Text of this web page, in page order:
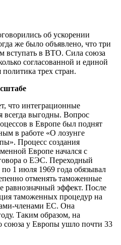
об ускорении
же было объявлено, что три
вступать в ВТО. Сила союза
согласованной и единой
трех стран.
что интеграционные
всегда выгодны. Вопрос
в Европе был поднят
в работе «О лозунге
Процесс создания
Европе начался с
о ЕЭС. Переходный
1 июля 1969 года обязывал
отменять таможенные
эффект. После
таможенных процедур на
членами ЕС. Она
Таким образом, на
союза у Европы ушло почти 33